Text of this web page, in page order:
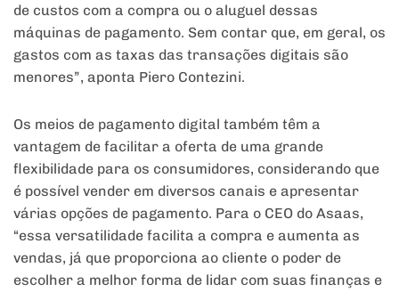
de custos com a compra ou o aluguel dessas
máquinas de pagamento. Sem contar que, em geral, os
gastos com as taxas das transações digitais são
menores”, aponta Piero Contezini.
Os meios de pagamento digital também têm a
vantagem de facilitar a oferta de uma grande
flexibilidade para os consumidores, considerando que
é possível vender em diversos canais e apresentar
várias opções de pagamento. Para o CEO do Asaas,
“essa versatilidade facilita a compra e aumenta as
vendas, já que proporciona ao cliente o poder de
escolher a melhor forma de lidar com suas finanças e